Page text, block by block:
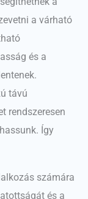
a várható
és a
távú
rendszeresen
Így
számára
és a